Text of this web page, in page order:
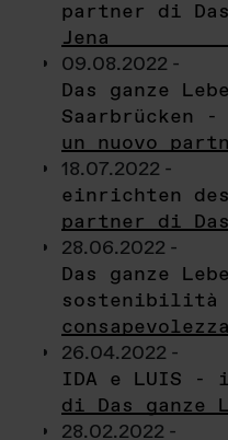
partner di
Jena
09.08.2022 -
Das ganze
Saarbrücken
un nuovo
18.07.2022 -
einrichten
partner di
28.06.2022 -
Das ganze
sostenibilità
26.04.2022 -
IDA e LUIS -
di Das ganze
28.02.2022 -